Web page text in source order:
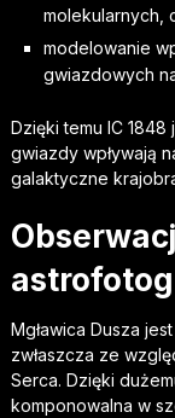
molekularnych,
modelowanie
gwiazdowych
Dzięki temu IC
gwiazdy wpływają
galaktyczne
Mgławica Dusza
zwłaszcza ze
Serca. Dzięki
komponowalna w